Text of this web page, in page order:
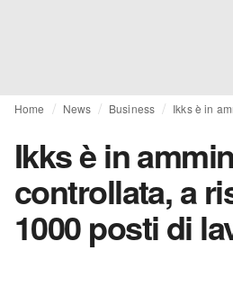
Home News Business
Ikks è in
controllata, a
1000 posti di